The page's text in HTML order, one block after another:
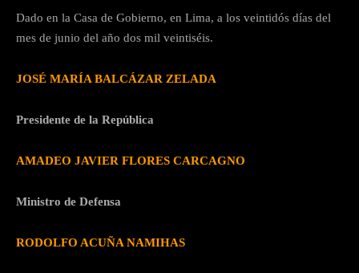
Dado en la Casa de Gobierno, en Lima, a los veintidós días del
mes de junio del año dos mil veintiséis.
JOSÉ MARÍA BALCÁZAR ZELADA
Presidente de la República
AMADEO JAVIER FLORES CARCAGNO
Ministro de Defensa
RODOLFO ACUÑA NAMIHAS